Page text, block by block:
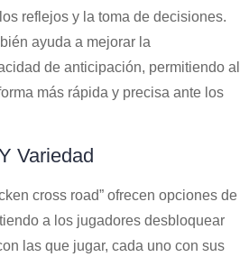
reflejos y la toma de decisiones.
ayuda a mejorar la
de anticipación, permitiendo al
más rápida y precisa ante los
Variedad
cross road” ofrecen opciones de
a los jugadores desbloquear
las que jugar, cada uno con sus